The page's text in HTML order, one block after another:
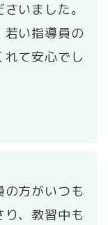
いました。
い指導員の
て安心でし
方がいつも
、教習中も